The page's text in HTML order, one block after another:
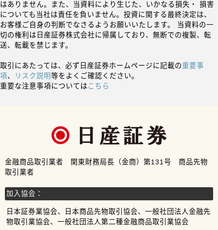
はありません。また、当資料により生じた、いかなる損失・ 損害
についても当社は責任を負いません。投資に関する最終決定は、
お客様ご自身の判断でなさるようお願いいたします。 当資料の一
切の権利は日産証券株式会社に帰属しており、無断での複製、転
送、転載を禁じます。
取引にあたっては、必ず日産証券ホームページに記載の重要事
項、 リスク説明等をよくご確認ください。
重要な注意事項についてはこちら
金融商品取引業者 関東財務局長（金商）第131号 商品先物
取引業者
加入協会：
日本証券業協会、日本商品先物取引協会、一般社団法人金融先
物取引業協会、一般社団法人第二種金融商品取引業協会